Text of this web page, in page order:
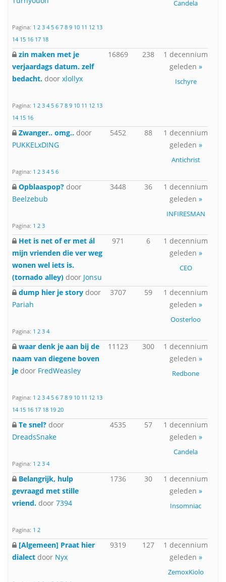
Pagina: 1 2 3 4 5 6 7 8 9 10 11 12 13
14 15 16 17 18
Candela
zin maken met je
verjaardags datum. zelf
bedacht. door xlollyx
Pagina: 1 2 3 4 5 6 7 8 9 10 11 12 13
14 15 16
16869 238
1 decennium
geleden »
Ischyre
Zwanger.. omg.. door
PUKKELxDING
Pagina: 1 2 3 4 5 6
5452 88
1 decennium
geleden »
Antichrist
Opblaaspop? door
Beelzebub
Pagina: 1 2 3
3448 36
1 decennium
geleden »
INFIRESMAN
Het is net of er met ál
mijn vrienden die ver weg
wonen wel iets is.
(tornado alley) door Jonsu
971 6
1 decennium
geleden »
CEO
dump hier je story door
Pariah
Pagina: 1 2 3 4
3707 59
1 decennium
geleden »
Oosterloo
waar denk je aan bij de
naam van diegene boven
je door FredWeasley
Pagina: 1 2 3 4 5 6 7 8 9 10 11 12 13
14 15 16 17 18 19 20
11123 300
1 decennium
geleden »
Redbone
Te snel? door
DreadsSnake
Pagina: 1 2 3 4
4535 57
1 decennium
geleden »
Candela
Belangrijk, hulp
gevraagd met stille
vriend. door 7394
Pagina: 1 2
1736 30
1 decennium
geleden »
Insomniac
[Algemeen] Praat hier
dialect door Nyx
9319 127
1 decennium
geleden »
ZemoxKiolo